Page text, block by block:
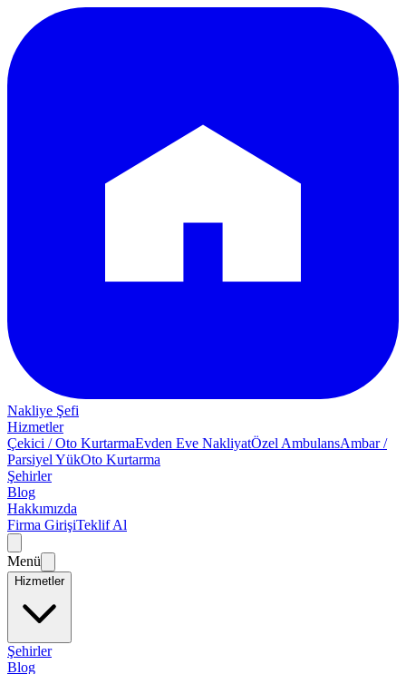
Nakliye Şefi
Hizmetler
Çekici / Oto KurtarmaEvden Eve NakliyatÖzel AmbulansAmbar /
Parsiyel YükOto Kurtarma
Şehirler
Blog
Hakkımızda
Firma GirişiTeklif Al
Menü
Hizmetler
Şehirler
Blog